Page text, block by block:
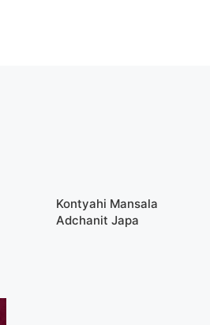
Kontyahi Mansala
Adchanit Japa